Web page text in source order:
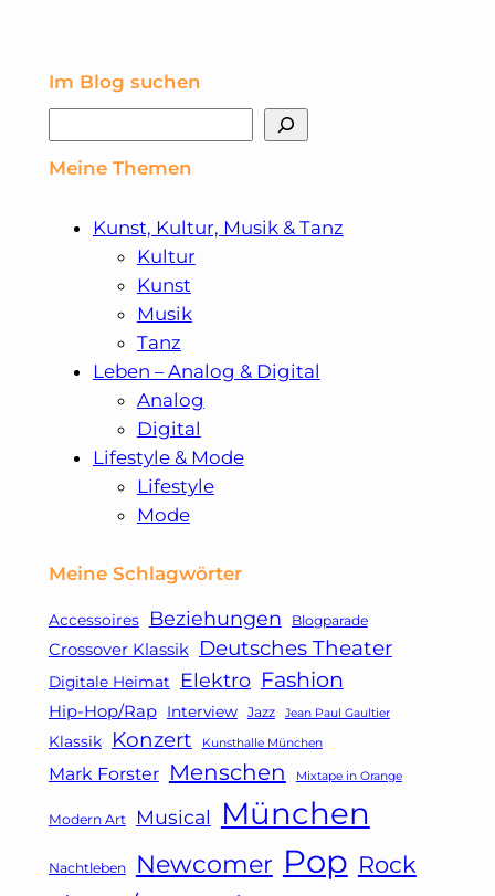
die
der
N’
Theater
München
Im Blog suchen
Meine Themen
Kunst, Kultur, Musik & Tanz
Kultur
Kunst
Musik
Tanz
Leben – Analog & Digital
Analog
Digital
Lifestyle & Mode
Lifestyle
Mode
Meine Schlagwörter
Accessoires Beziehungen Blogparade
Crossover Klassik Deutsches Theater
Digitale Heimat Elektro Fashion
Hip-Hop/Rap Interview Jazz Jean Paul Gaultier
Klassik Konzert Kunsthalle München
Mark Forster Menschen Mixtape in Orange
Modern Art Musical München
Nachtleben Newcomer Pop Rock